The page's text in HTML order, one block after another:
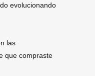
evolucionando
las
que compraste